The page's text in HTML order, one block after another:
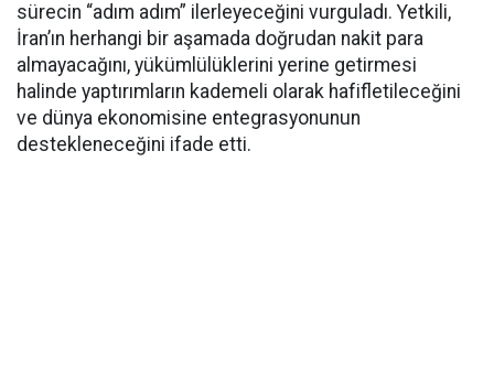
sürecin “adım adım” ilerleyeceğini vurguladı. Yetkili,
İran’ın herhangi bir aşamada doğrudan nakit para
almayacağını, yükümlülüklerini yerine getirmesi
halinde yaptırımların kademeli olarak hafifletileceğini
ve dünya ekonomisine entegrasyonunun
destekleneceğini ifade etti.